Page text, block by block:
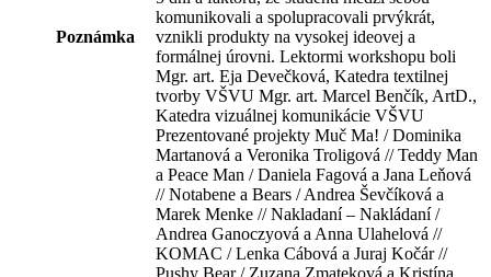
Poznámka
komunikovali a spolupracovali prvýkrát,
vznikli produkty na vysokej ideovej a
formálnej úrovni. Lektormi workshopu boli
Mgr. art. Eja Devečková, Katedra textilnej
tvorby VŠVU Mgr. art. Marcel Benčík, ArtD.,
Katedra vizuálnej komunikácie VŠVU
Prezentované projekty Muč Ma! / Dominika
Martanová a Veronika Troligová // Teddy Man
a Peace Man / Daniela Fagová a Jana Leňová
// Notabene a Bears / Andrea Ševčíková a
Marek Menke // Nakladaní – Nakládaní /
Andrea Ganoczyová a Anna Ulahelová //
KOMAC / Lenka Cábová a Juraj Kočár //
Pushy Bear / Zuzana Zmateková a Kristína